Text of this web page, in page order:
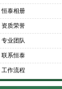
恒泰相册
资质荣誉
专业团队
联系恒泰
工作流程